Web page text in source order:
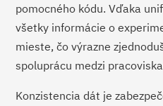
pomocného kódu. Vďaka
všetky informácie o
mieste, čo výrazne
spoluprácu medzi
Konzistencia dát je